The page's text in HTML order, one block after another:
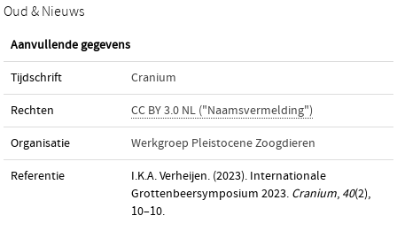
Oud & Nieuws
Aanvullende gegevens
Tijdschrift Cranium
Rechten CC BY 3.0 NL ("Naamsvermelding")
Organisatie Werkgroep Pleistocene Zoogdieren
Referentie
I.K.A. Verheijen. (2023). Internationale
Grottenbeersymposium 2023. Cranium, 40(2),
10–10.